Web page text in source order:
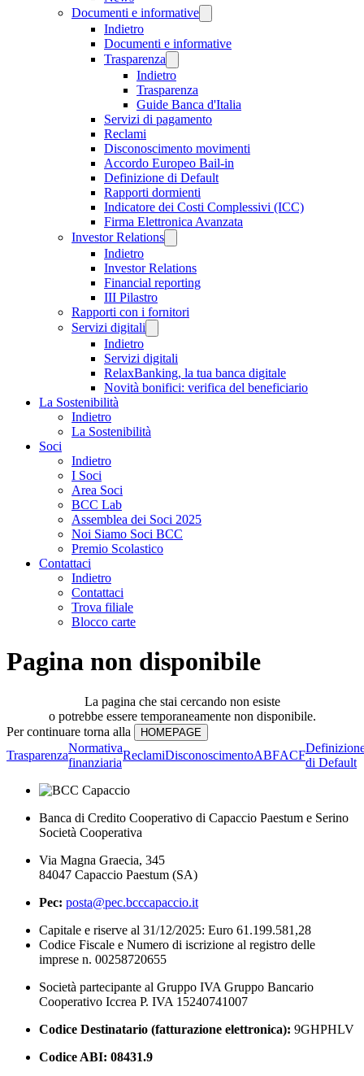
Documenti e informative
Indietro
Documenti e informative
Trasparenza
Indietro
Trasparenza
Guide Banca d'Italia
Servizi di pagamento
Reclami
Disconoscimento movimenti
Accordo Europeo Bail-in
Definizione di Default
Rapporti dormienti
Indicatore dei Costi Complessivi (ICC)
Firma Elettronica Avanzata
Investor Relations
Indietro
Investor Relations
Financial reporting
III Pilastro
Rapporti con i fornitori
Servizi digitali
Indietro
Servizi digitali
RelaxBanking, la tua banca digitale
Novità bonifici: verifica del beneficiario
La Sostenibilità
Indietro
La Sostenibilità
Soci
Indietro
I Soci
Area Soci
BCC Lab
Assemblea dei Soci 2025
Noi Siamo Soci BCC
Premio Scolastico
Contattaci
Indietro
Contattaci
Trova filiale
Blocco carte
Pagina non disponibile
La pagina che stai cercando non esiste
o potrebbe essere temporaneamente non disponibile.
Per continuare torna alla
Trasparenza
Normativa
finanziaria
ReclamiDisconoscimentoABFACF
di Default
Banca di Credito Cooperativo di Capaccio Paestum e Serino
Società Cooperativa
Via Magna Graecia, 345
84047 Capaccio Paestum (SA)
Pec: posta@pec.bcccapaccio.it
Capitale e riserve al 31/12/2025: Euro 61.199.581,28
Codice Fiscale e Numero di iscrizione al registro delle
imprese n. 00258720655
Società partecipante al Gruppo IVA Gruppo Bancario
Cooperativo Iccrea P. IVA 15240741007
Codice Destinatario (fatturazione elettronica): 9GHPHLV
Codice ABI: 08431.9